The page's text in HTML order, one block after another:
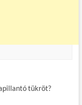
tükröt?